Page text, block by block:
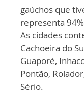
gaúchos que
representa
As cidades
Cachoeira do
Guaporé,
Pontão,
Sério.